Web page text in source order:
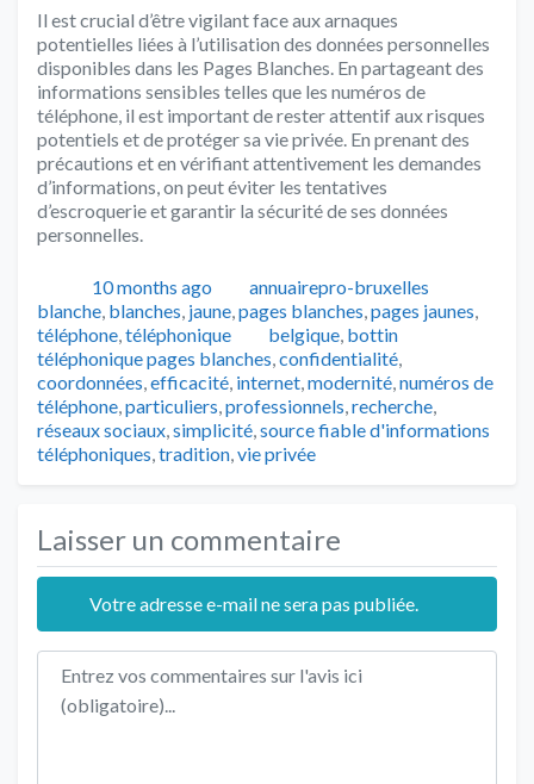
Il est crucial d’être vigilant face aux arnaques
potentielles liées à l’utilisation des données personnelles
disponibles dans les Pages Blanches. En partageant des
informations sensibles telles que les numéros de
téléphone, il est important de rester attentif aux risques
potentiels et de protéger sa vie privée. En prenant des
précautions et en vérifiant attentivement les demandes
d’informations, on peut éviter les tentatives
d’escroquerie et garantir la sécurité de ses données
personnelles.
Publié10 months ago Auteur
annuairepro-bruxelles
blanche, blanches, jaune,pages blanches,pages jaunes,
téléphone,téléphonique Tags
belgique, bottin
téléphonique pages blanches,confidentialité,
coordonnées,efficacité, internet,modernité,numéros de
téléphone,particuliers,professionnels,recherche,
réseaux sociaux,simplicité,source fiable d'informations
téléphoniques,tradition,vie privée
Laisser un commentaire
Votre adresse e-mail ne sera pas publiée.
Texte de l'avis